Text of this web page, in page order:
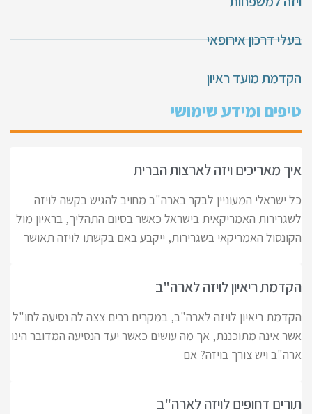
בעלי דרכון אירופאי
הקדמת מועד ראיון
טיפים ומידע שימושי
איך מאריכים ויזה לארצות הברית
כל ישראלי המעוניין לבקר בארה"ב מחויב להגיש בקשה לויזה
לשגרירות האמריקאית בישראל כאשר בסיום התהליך, בראיון מול
הקונסול האמריקאי בשגרירות, ייקבע באם בקשתו לויזה תאושר
הקדמת ריאיון לויזה לארה"ב
הקדמת ריאיון לויזה לארה"ב, במקרים רבים צצה לה נסיעה לחו"ל
אשר אינה מתוכננת, אך מה עושים כאשר יעד הנסיעה המדובר הינו
ארה"ב ויש צורך בויזה? אם
תורים דחופים לויזה לארה"ב